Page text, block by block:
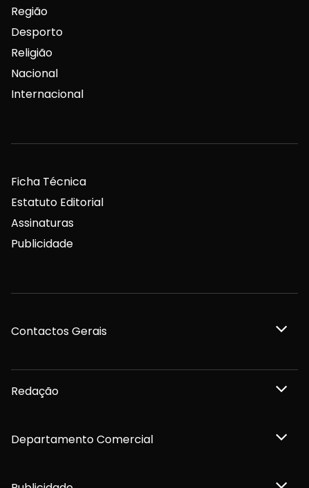
Região
Desporto
Religião
Nacional
Internacional
Ficha Técnica
Estatuto Editorial
Assinaturas
Publicidade
Contactos Gerais
Redação
Departamento Comercial